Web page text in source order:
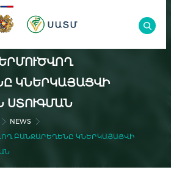
ԿՆԵՐԿԱՅԱՑՎԻ
ՍՏՈՒԳՄԱՆ
NEWS
ԲԱՆՋԱՐԵՂԵՆԸ ԿՆԵՐԿԱՅԱՑՎԻ